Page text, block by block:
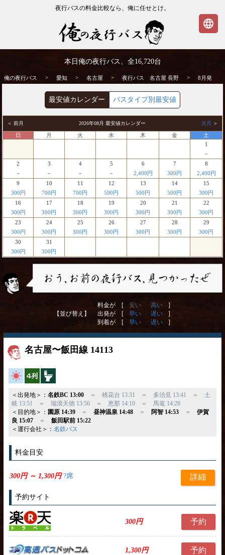
夜行バスの料金比較なら、俺に任せとけ。
ス | 俺の夜行バス
本日俺の夜行バス、全16,720台
俺の夜行バス > 愛知 > 名古屋 > 夜行バス 名古屋 長野 > 8月発
最安値カレンダー バスタイプ別最安値
＜ 前月 2026年08月 最安値カレンダー 次月 ＞
日 月 火 水 木 金
土
1
－
2
－
3
－
4
－
5
－
6
2,400円
7
300円
8
2,400円
9
300円
10
700円
11
700円
12
500円
13
500円
14
500円
15
300円
16
300円
17
300円
18
300円
19
300円
20
300円
21
300円
22
300円
23
300円
24
300円
25
300円
26
300円
27
300円
28
300円
29
300円
30
300円
31
300円
【並び替え】
料金が [ 安い 高い
]
出発が [
早い 遅い
]
到着が [
早い 遅い ]
名古屋〜飯田線 14113
高速バス横4列
＜出発地＞： 名鉄BC 13:00＝ 桃花台 13:31 ＝ 多治見 13:41 ＝ 土
岐 13:51 ＝ 瑞浪天徳 13:56 ＝ 恵那 14:10 ＝ 馬篭 14:28
＜目的地＞： 園原 14:39＝ 昼神温泉 14:48＝ 阿智 14:53＝ 伊賀
良 15:07＝ 飯田駅前 15:22
＜運行会社＞： 名鉄バス
料金目安
300円 ～ 1,300円?席 詳細
予約サイト
300円 予約
1,300円 予約
language